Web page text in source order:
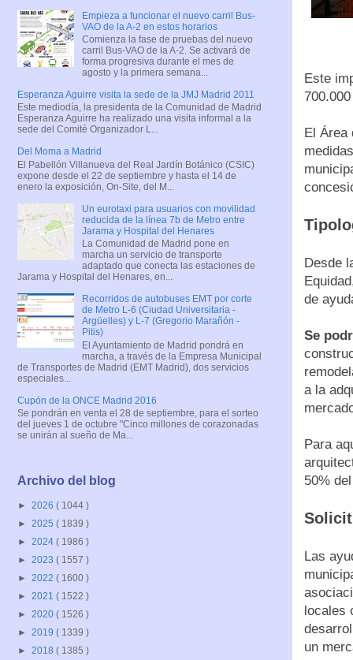
Este
El Área
Desde
de
Se
a la
Para
50%
Las
locales
un
Empieza a funcionar el nuevo carril Bus-
VAO de la A-2 en estos horarios
Comienza la fase de pruebas del nuevo
carril Bus-VAO de la A-2. Se activará de
forma progresiva durante el mes de
agosto y la primera semana...
Esperanza Aguirre visita la sede de la JMJ Madrid 2011
Este mediodía, la presidenta de la Comunidad de Madrid
Esperanza Aguirre ha realizado una visita informal a la
sede del Comité Organizador L...
Del Moma a Madrid
El Pabellón Villanueva del Real Jardín Botánico (CSIC)
expone desde el 22 de septiembre y hasta el 14 de
enero la exposición, On-Site, del M...
Un eurotaxi para usuarios con movilidad
reducida de la línea 7b de Metro entre
Jarama y Hospital del Henares
La Comunidad de Madrid pone en
marcha un servicio de transporte
adaptado que conecta las estaciones de
Jarama y Hospital del Henares, en...
Recorridos de autobuses EMT por corte
de Metro L-6 (Ciudad Universitaria -
Argüelles) y L-7 (Gregorio Marañón -
Pitis)
El Ayuntamiento de Madrid pondrá en
marcha, a través de la Empresa Municipal
de Transportes de Madrid (EMT Madrid), dos servicios
especiales...
Cupón de la ONCE Madrid 2016
Se pondrán en venta el 28 de septiembre, para el sorteo
del jueves 1 de octubre "Cinco millones de corazonadas
se unirán al sueño de Ma...
Archivo del blog
► 2026 ( 1044 )
► 2025 ( 1839 )
► 2024 ( 1986 )
► 2023 ( 1557 )
► 2022 ( 1600 )
► 2021 ( 1522 )
► 2020 ( 1526 )
► 2019 ( 1339 )
► 2018 ( 1385 )